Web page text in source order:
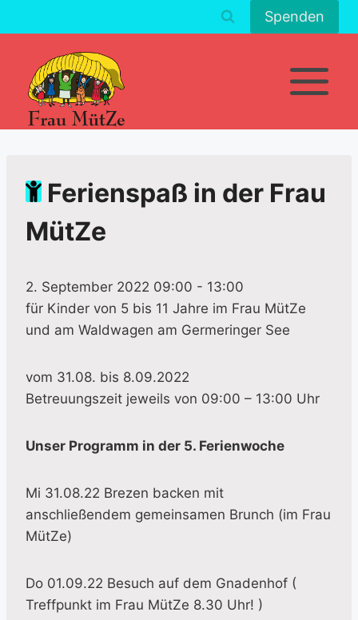
Inhalt
Spenden
Ferienspaß in der Frau
MütZe
2. September 2022 09:00 - 13:00
für Kinder von 5 bis 11 Jahre im Frau MütZe
und am Waldwagen am Germeringer See
vom 31.08. bis 8.09.2022
Betreuungszeit jeweils von 09:00 – 13:00 Uhr
Unser Programm in der 5. Ferienwoche
Mi 31.08.22 Brezen backen mit
anschließendem gemeinsamen Brunch (im Frau
MütZe)
Do 01.09.22 Besuch auf dem Gnadenhof (
Treffpunkt im Frau MütZe 8.30 Uhr! )